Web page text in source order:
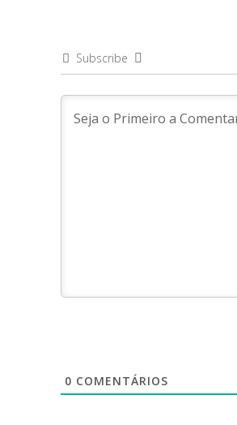
Subscribe
0 COMENTÁRIOS